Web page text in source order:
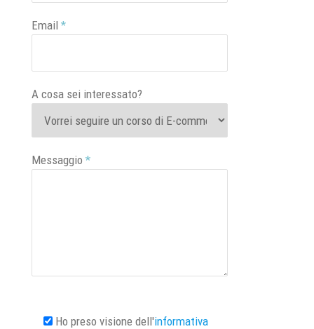
Email *
A cosa sei interessato?
Messaggio *
Ho preso visione dell'informativa